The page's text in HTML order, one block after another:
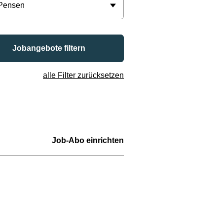
Jobangebote filtern
alle Filter zurücksetzen
Job-Abo einrichten